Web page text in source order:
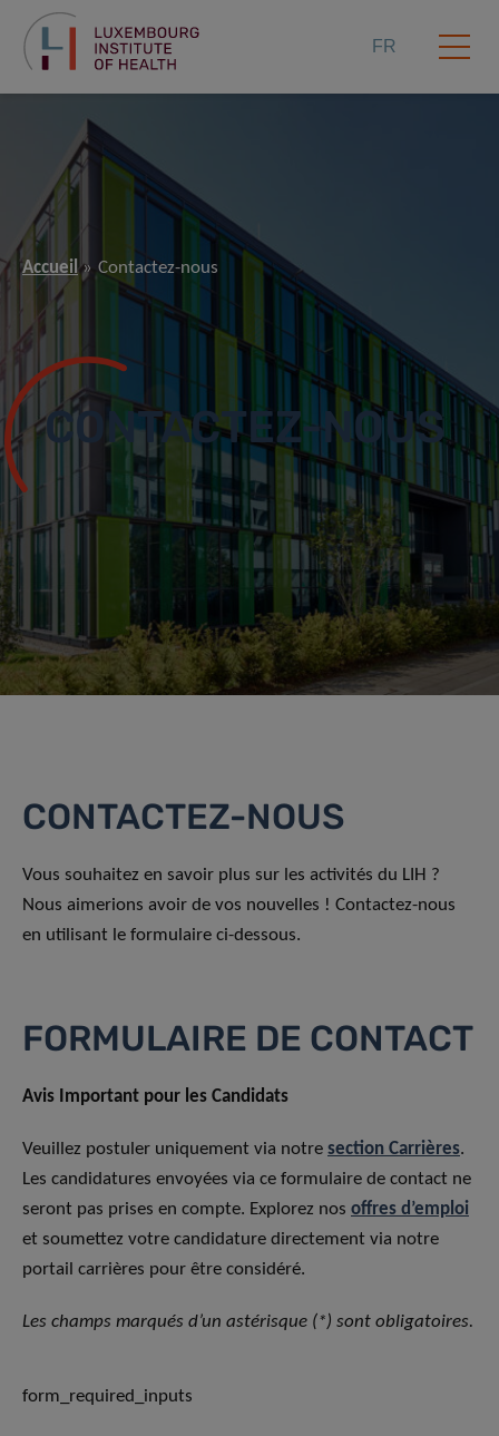
FR
Accueil Contactez-nous
CONTACTEZ-NOUS
CONTACTEZ-NOUS
Vous souhaitez en savoir plus sur les activités du LIH ?
Nous aimerions avoir de vos nouvelles ! Contactez-nous
en utilisant le formulaire ci-dessous.
FORMULAIRE DE CONTACT
Avis Important pour les Candidats
Veuillez postuler uniquement via notre section Carrières.
Les candidatures envoyées via ce formulaire de contact ne
seront pas prises en compte. Explorez nos offres d’emploi
et soumettez votre candidature directement via notre
portail carrières pour être considéré.
Les champs marqués d’un astérisque (*) sont obligatoires.
form_required_inputs